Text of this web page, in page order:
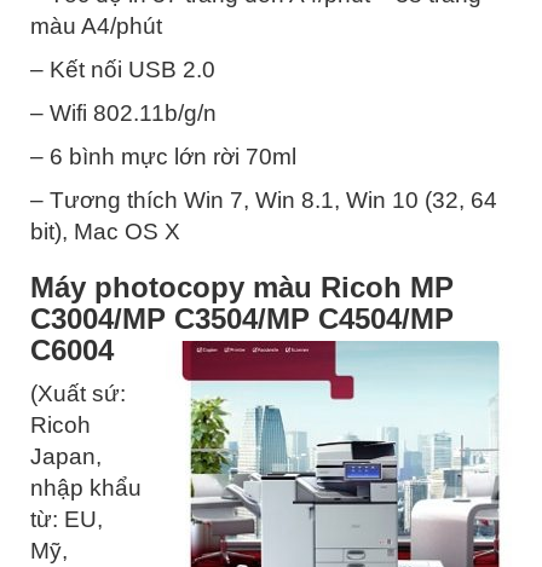
màu A4/phút
– Kết nối USB 2.0
– Wifi 802.11b/g/n
– 6 bình mực lớn rời 70ml
– Tương thích Win 7, Win 8.1, Win 10 (32, 64
bit), Mac OS X
Máy photocopy màu Ricoh MP
C3004/MP C3504/MP C4504/MP
C6004
(Xuất sứ:
Ricoh
Japan,
nhập khẩu
từ: EU,
Mỹ,